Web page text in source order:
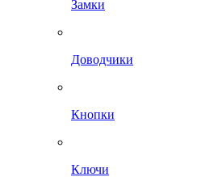
Замки
Доводчики
Кнопки
Ключи